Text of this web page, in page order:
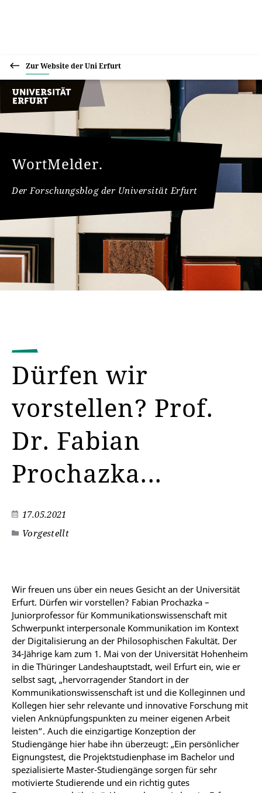
Zur Website der Uni Erfurt
WortMelder.
Der Forschungsblog der Universität Erfurt
Dürfen wir
vorstellen? Prof.
Dr. Fabian
Prochazka...
17.05.2021
Vorgestellt
Wir freuen uns über ein neues Gesicht an der Universität
Erfurt. Dürfen wir vorstellen? Fabian Prochazka –
Juniorprofessor für Kommunikationswissenschaft mit
Schwerpunkt interpersonale Kommunikation im Kontext
der Digitalisierung an der Philosophischen Fakultät. Der
34-Jährige kam zum 1. Mai von der Universität Hohenheim
in die Thüringer Landeshauptstadt, weil Erfurt ein, wie er
selbst sagt, „hervorragender Standort in der
Kommunikationswissenschaft ist und die Kolleginnen und
Kollegen hier sehr relevante und innovative Forschung mit
vielen Anknüpfungspunkten zu meiner eigenen Arbeit
leisten“. Auch die einzigartige Konzeption der
Studiengänge hier habe ihn überzeugt: „Ein persönlicher
Eignungstest, die Projektstudienphase im Bachelor und
spezialisierte Master-Studiengänge sorgen für sehr
motivierte Studierende und ein richtig gutes